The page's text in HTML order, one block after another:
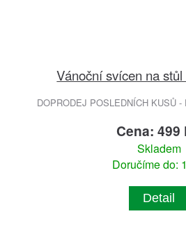
Vánoční svícen na
DOPRODEJ POSLEDNÍCH KUSŮ
Cena: 499
Skladem
Doručíme do:
Detail